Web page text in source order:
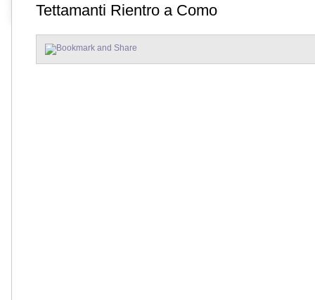
Tettamanti Rientro a Como